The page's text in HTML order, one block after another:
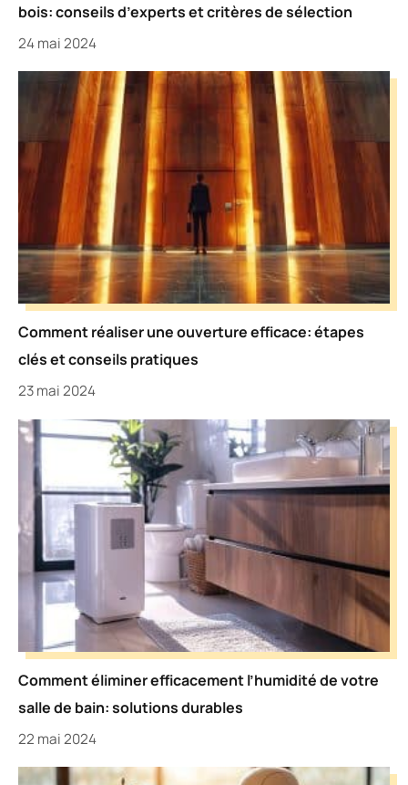
bois: conseils d’experts et critères de sélection
24 mai 2024
Comment réaliser une ouverture efficace: étapes
clés et conseils pratiques
23 mai 2024
Comment éliminer efficacement l’humidité de votre
salle de bain: solutions durables
22 mai 2024